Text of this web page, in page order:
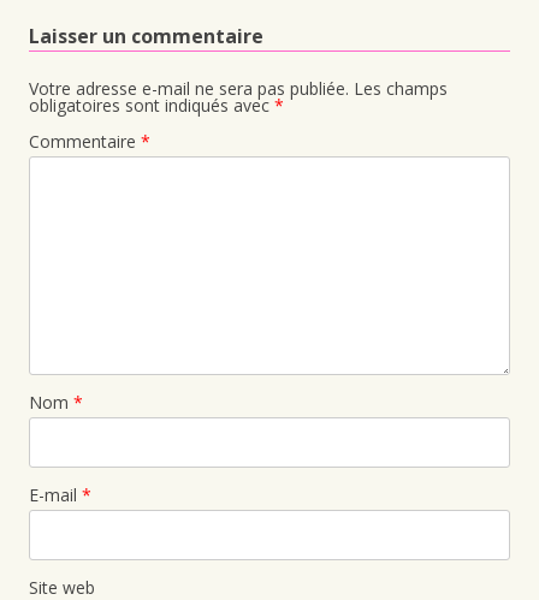
Laisser un commentaire
Votre adresse e-mail ne sera pas publiée. Les champs
obligatoires sont indiqués avec *
Commentaire *
Nom *
E-mail *
Site web